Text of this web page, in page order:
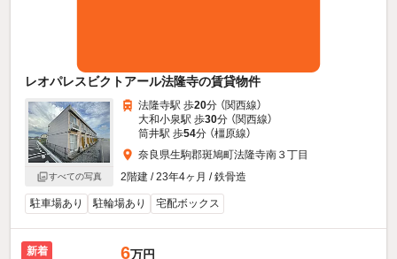
レオパレスビクトアール法隆寺の賃貸物件
すべての写真
法隆寺駅 歩20分 （関西線）
大和小泉駅 歩30分 （関西線）
筒井駅 歩54分 （橿原線）
奈良県生駒郡斑鳩町法隆寺南３丁目
2階建 / 23年4ヶ月 / 鉄骨造
駐車場あり 駐輪場あり 宅配ボックス
新着 6万円